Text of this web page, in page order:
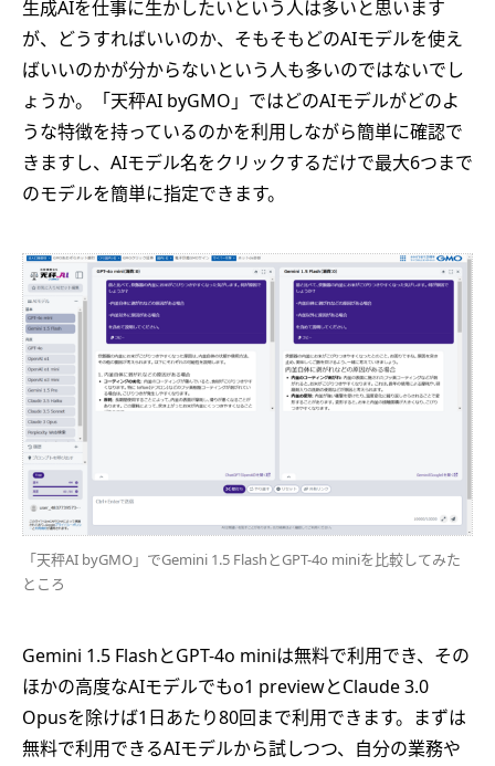
生成AIを仕事に生かしたいという人は多いと思います
が、どうすればいいのか、そもそもどのAIモデルを使え
ばいいのかが分からないという人も多いのではないでし
ょうか。「天秤AI byGMO」ではどのAIモデルがどのよ
うな特徴を持っているのかを利用しながら簡単に確認で
きますし、AIモデル名をクリックするだけで最大6つまで
のモデルを簡単に指定できます。
「天秤AI byGMO」でGemini 1.5 FlashとGPT-4o miniを比較してみた
ところ
Gemini 1.5 FlashとGPT-4o miniは無料で利用でき、その
ほかの高度なAIモデルでもo1 previewとClaude 3.0
Opusを除けば1日あたり80回まで利用できます。まずは
無料で利用できるAIモデルから試しつつ、自分の業務や